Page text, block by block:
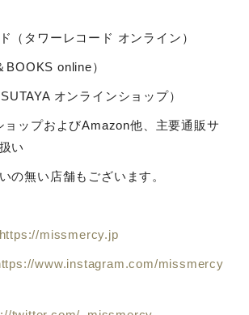
（タワーレコード オンライン）
BOOKS online）
オンラインショップ）
ョップおよびAmazon他、主要通販サ
い
の無い店舗もございます。
https://missmercy.jp
www.instagram.com/missmercy